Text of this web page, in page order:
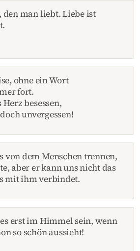
man liebt. Liebe ist
ohne ein Wort
fort.
besessen,
unvergessen!
von dem Menschen trennen,
aber er kann uns nicht das
mit ihm verbindet.
erst im Himmel sein, wenn
so schön aussieht!